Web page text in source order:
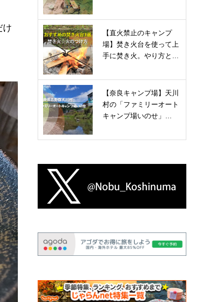
け
【直火禁止のキャンプ
場】焚き火台を使って上
手に焚き火。やり方と…
【奈良キャンプ場】天川
村の「ファミリーオート
キャンプ場いのせ」…